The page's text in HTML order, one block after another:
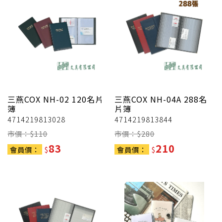
三燕COX NH-02 120名片
簿
4714219813028
市價：$110
會員價：
$83
三燕COX NH-04A 288名
片簿
4714219813844
市價：$280
會員價：
$210